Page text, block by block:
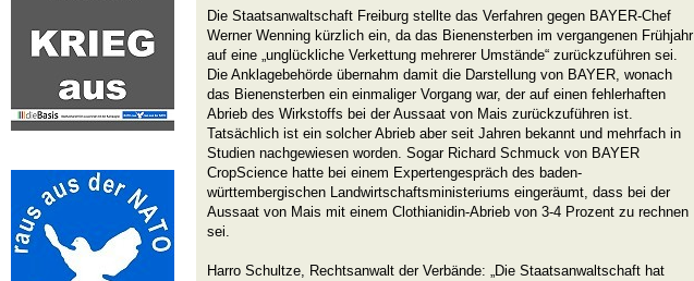
Die Staatsanwaltschaft Freiburg stellte das Verfahren gegen BAYER-Chef
Werner Wenning kürzlich ein, da das Bienensterben im vergangenen Frühjahr
auf eine „unglückliche Verkettung mehrerer Umstände“ zurückzuführen sei.
Die Anklagebehörde übernahm damit die Darstellung von BAYER, wonach
das Bienensterben ein einmaliger Vorgang war, der auf einen fehlerhaften
Abrieb des Wirkstoffs bei der Aussaat von Mais zurückzuführen ist.
Tatsächlich ist ein solcher Abrieb aber seit Jahren bekannt und mehrfach in
Studien nachgewiesen worden. Sogar Richard Schmuck von BAYER
CropScience hatte bei einem Expertengespräch des baden-
württembergischen Landwirtschaftsministeriums eingeräumt, dass bei der
Aussaat von Mais mit einem Clothianidin-Abrieb von 3-4 Prozent zu rechnen
sei.
Harro Schultze, Rechtsanwalt der Verbände: „Die Staatsanwaltschaft hat